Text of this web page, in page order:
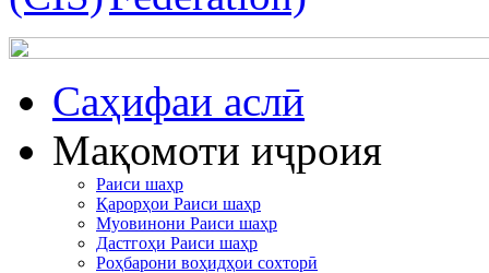
Cаҳифаи аслӣ
Мақомоти иҷроия
Раиси шаҳр
Қарорҳои Раиси шаҳр
Муовинони Раиси шаҳр
Дастгоҳи Раиси шаҳр
Роҳбарони воҳидҳои сохторӣ